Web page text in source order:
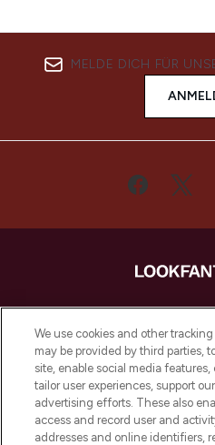
MELDE DICH FÜR
LOOKFANTASTIC ist
Beauty-
Produkten aus
sowie Make-Up
renommierten
oder über die App
Lieferung ab einem
We use cookies and other
may be provided by third parties,
site, enable social media
tailor user experiences, support
advertising efforts. These also
access and record user and
addresses and online identifiers,